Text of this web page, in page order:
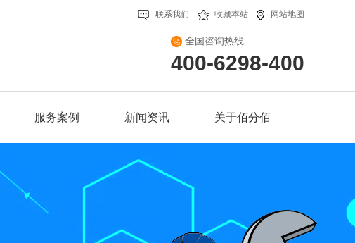
联系我们 收藏本站 网站地图
全国咨询热线
400-6298-400
服务案例 新闻资讯 关于佰分佰